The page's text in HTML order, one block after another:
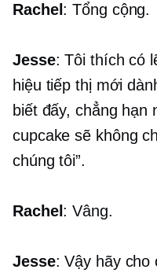
Rachel : Tổng cộng.
Jesse: Tôi thích có
hiệu tiếp thị mới
biết đấy, chẳng hạn
cupcake sẽ không
chúng tôi”.
Rachel : Vâng.
Jesse: Vậy hãy cho